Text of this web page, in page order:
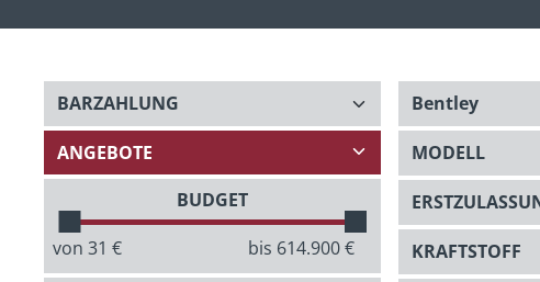
BUDGET
von 31 € bis 614.900€